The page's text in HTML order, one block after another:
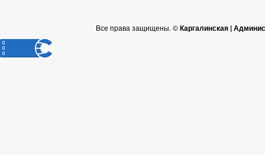
Все права защищены. ©Каргалинская |